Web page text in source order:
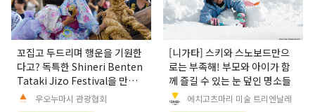
꼬집고 두드리며 행운을 기원한
다고? 독특한 Shineri Benten
Tataki Jizo Festival을 만나
보세요우오누마시 관광협회
[니가타] 스키와 스노보드만으
로는 부족해! 부모와 아이가 함
께 즐길 수 있는 눈 덮인 명소들
에치고츠마리 미술 트리엔날레